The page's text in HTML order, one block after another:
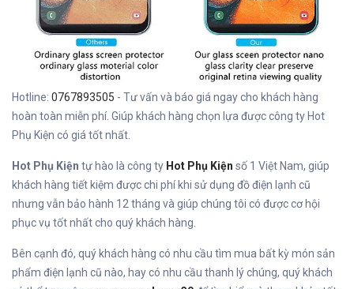
Hotline: 0767893505 - Tư vấn và báo giá ngay cho khách hàng
hoàn toàn miễn phí. Giúp khách hàng chọn lựa được công ty Hot
Phụ Kiện có giá tốt nhất.
Hot Phụ Kiện tự hào là công ty Hot Phụ Kiện số 1 Việt Nam, giúp
khách hàng tiết kiệm được chi phí khi sử dụng đồ điện lạnh cũ
nhưng vẫn bảo hành 12 tháng và giúp chúng tôi có được cơ hội
phục vụ tốt nhất cho quý khách hàng.
Bên cạnh đó, quý khách hàng có nhu cầu tìm mua bất kỳ món sản
phẩm điện lạnh cũ nào, hay có nhu cầu thanh lý chúng, quý khách